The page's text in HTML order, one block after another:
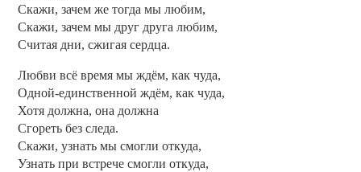
Скажи, зачем же тогда мы любим,
Скажи, зачем мы друг друга любим,
Считая дни, сжигая сердца.
Любви всё время мы ждём, как чуда,
Одной-единственной ждём, как чуда,
Хотя должна, она должна
Сгореть без следа.
Скажи, узнать мы смогли откуда,
Узнать при встрече смогли откуда,